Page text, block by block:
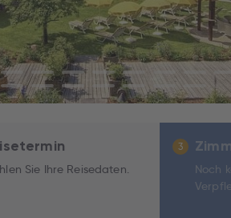
Sie Ihre Reisedaten.
3
Noch